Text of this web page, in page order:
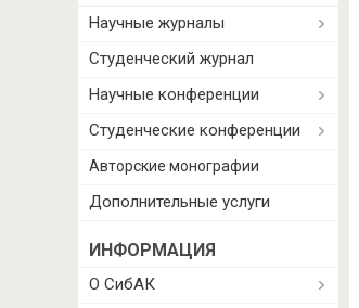
Научные журналы
Студенческий журнал
Научные конференции
Студенческие конференции
Авторские монографии
Дополнительные услуги
ИНФОРМАЦИЯ
О СибАК